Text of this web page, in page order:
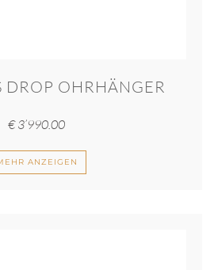
DROP OHRHÄNGER
€3’990.00
ANZEIGEN